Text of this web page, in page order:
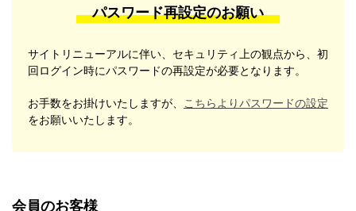
パスワード再設定のお願い
サイトリニューアルに伴い、セキュリティ上の観点から、初
回ログイン時にパスワードの再設定が必要となります。
お手数をお掛けいたしますが、
こちらよりパスワードの設定
をお願いいたします。
会員のお客様